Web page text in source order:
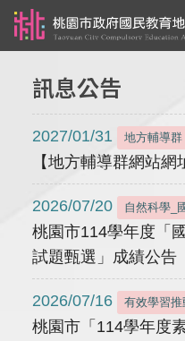
訊息公告
2027/01/31 地方輔導群
【地方輔導群網站網
2026/07/20 自然科學_
桃園市114學年度「
試題甄選」成績公告
2026/07/16 有效學習推
桃園市「114學年度